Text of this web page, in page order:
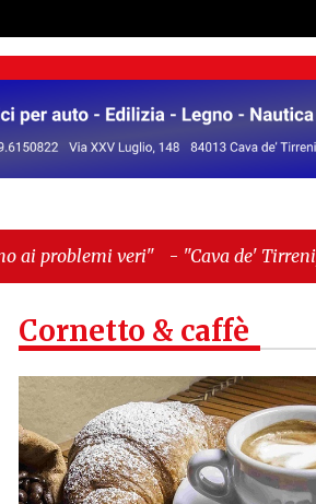
-"Cava de' Tirreni, quando la
Cornetto & caffè